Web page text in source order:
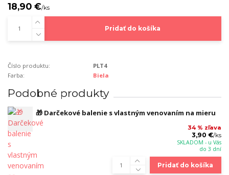
18,90 €/ks
Pridať do košíka
Číslo produktu:
PLT4
Farba:
Biela
Podobné produkty
🎁 Darčekové balenie s vlastným venovaním na mieru
34 % zľava
3,90 €/ks
SKLADOM - u Vás
do 3 dní
Pridať do košíka